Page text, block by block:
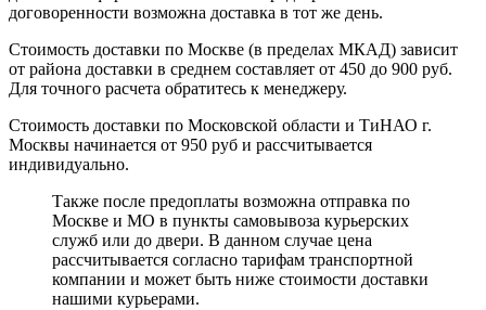
договоренности возможна доставка в тот же день.
Стоимость доставки по Москве (в пределах МКАД) зависит
от района доставки в среднем составляет от 450 до 900 руб.
Для точного расчета обратитесь к менеджеру.
Стоимость доставки по Московской области и ТиНАО г.
Москвы начинается от 950 руб и рассчитывается
индивидуально.
Также после предоплаты возможна отправка по
Москве и МО в пункты самовывоза курьерских
служб или до двери. В данном случае цена
рассчитывается согласно тарифам транспортной
компании и может быть ниже стоимости доставки
нашими курьерами.